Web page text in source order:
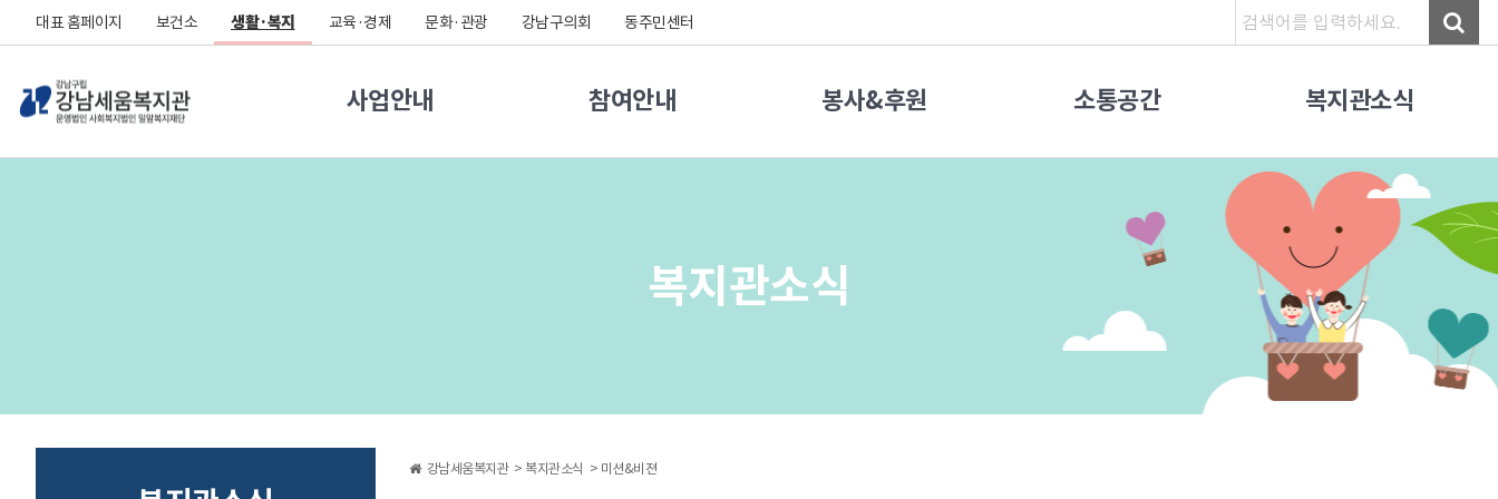
대표 홈페이지 보건소 생활·복지 교육·경제 문화·관광 강남구의회 동주민센터
사업안내 참여안내 봉사&후원 소통공간 복지관소식
복지관소식
강남세움복지관 > 복지관소식 > 미션&비젼